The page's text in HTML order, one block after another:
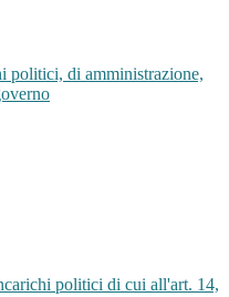
politici, di amministrazione,
politici di cui all'art. 14,